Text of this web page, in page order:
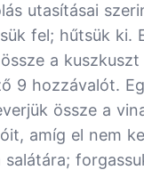
utasításai
fel; hűtsük ki.
a kuszkuszt
9 hozzávalót.
össze a
amíg el nem
salátára;